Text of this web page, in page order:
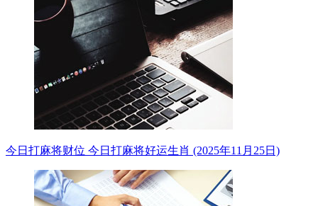
今日打麻将财位 今日打麻将好运生肖 (2025年11月25日)